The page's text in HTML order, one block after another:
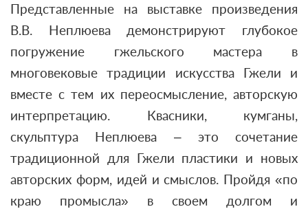
Представленные на выставке произведения
В.В. Неплюева демонстрируют глубокое
погружение гжельского мастера в
многовековые традиции искусства Гжели и
вместе с тем их переосмысление, авторскую
интерпретацию. Квасники, кумганы,
скульптура Неплюева – это сочетание
традиционной для Гжели пластики и новых
авторских форм, идей и смыслов. Пройдя «по
краю промысла» в своем долгом и